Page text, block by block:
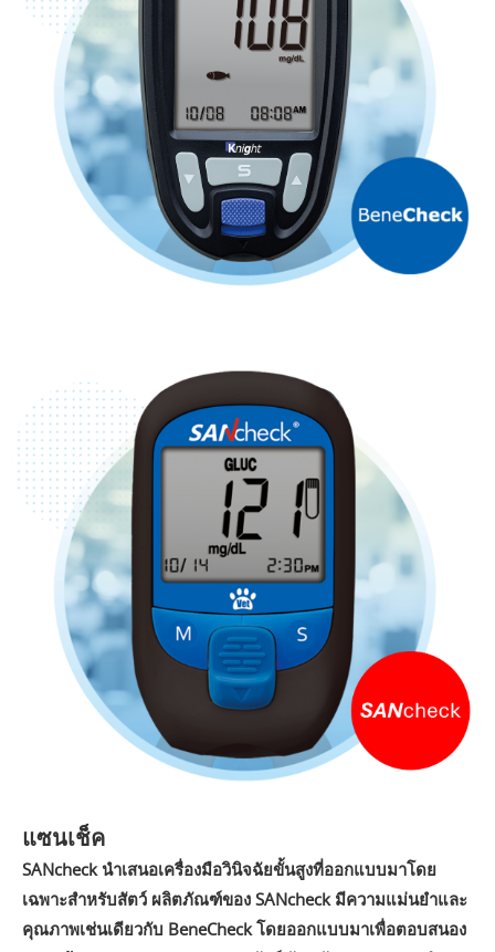
แซนเช็ค
SANcheck นำเสนอเครื่องมือวินิจฉัยขั้นสูงที่ออกแบบมาโดย
เฉพาะสำหรับสัตว์ ผลิตภัณฑ์ของ SANcheck มีความแม่นยำและ
คุณภาพเช่นเดียวกับ BeneCheck โดยออกแบบมาเพื่อตอบสนอง